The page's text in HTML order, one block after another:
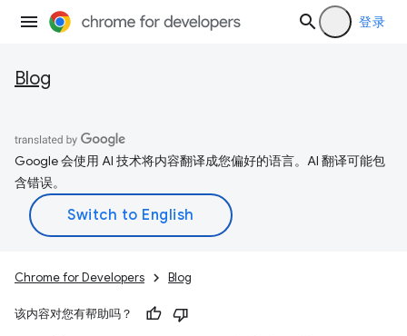
登录
Blog
Google 会使用 AI 技术将内容翻译成您偏好的语言。AI 翻译可能包
含错误。
Chrome for Developers Blog
该内容对您有帮助吗？